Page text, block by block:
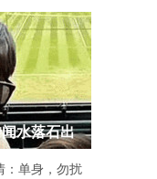
水落石出
：单身，勿扰